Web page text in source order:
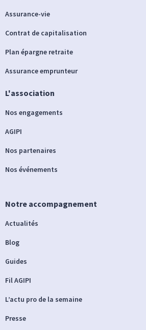
Assurance-vie
Contrat de capitalisation
Plan épargne retraite
Assurance emprunteur
L'association
Nos engagements
AGIPI
Nos partenaires
Nos événements
Notre accompagnement
Actualités
Blog
Guides
Fil AGIPI
L’actu pro de la semaine
Presse